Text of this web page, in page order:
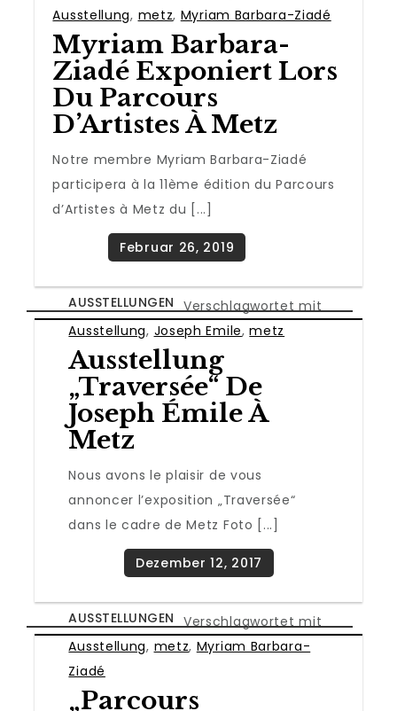
Ausstellung, metz, Myriam Barbara-Ziadé
Myriam Barbara-
Ziadé Exponiert Lors
Du Parcours
D’Artistes À Metz
Notre membre Myriam Barbara-Ziadé
participera à la 11ème édition du Parcours
d’Artistes à Metz du [...]
AUSSTELLUNGEN Verschlagwortet mit
Ausstellung, Joseph Emile,metz
Ausstellung
„Traversée“ De
Joseph Émile À
Metz
Nous avons le plaisir de vous
annoncer l’exposition „Traversée“
dans le cadre de Metz Foto [...]
AUSSTELLUNGEN Verschlagwortet mit
Ausstellung, metz, Myriam Barbara-
Ziadé
„Parcours